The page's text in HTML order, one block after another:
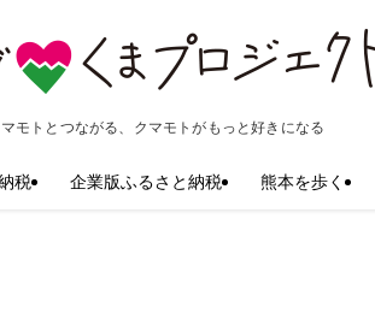
モトとつながる、クマモトがもっと好きになる
税 企業版ふるさと納税 熊本を歩く